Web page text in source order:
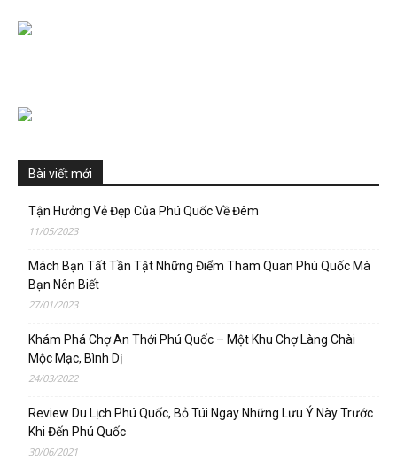
Bài viết mới
Tận Hưởng Vẻ Đẹp Của Phú Quốc Về Đêm
11/05/2023
Mách Bạn Tất Tần Tật Những Điểm Tham Quan Phú Quốc Mà
Bạn Nên Biết
27/01/2023
Khám Phá Chợ An Thới Phú Quốc – Một Khu Chợ Làng Chài
Mộc Mạc, Bình Dị
24/03/2022
Review Du Lịch Phú Quốc, Bỏ Túi Ngay Những Lưu Ý Này Trước
Khi Đến Phú Quốc
30/06/2021